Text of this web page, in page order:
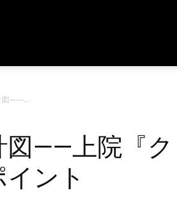
図――...
図――上院『ク
ント